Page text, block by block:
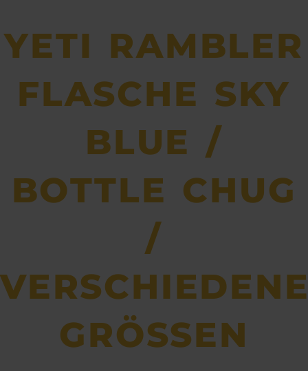
YETI RAMBLER
FLASCHE SKY
BLUE /
BOTTLE CHUG
/
GRÖSSEN